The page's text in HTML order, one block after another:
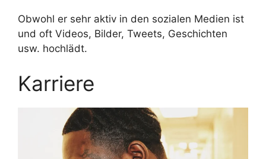
Obwohl er sehr aktiv in den sozialen Medien ist
und oft Videos, Bilder, Tweets, Geschichten
usw. hochlädt.
Karriere